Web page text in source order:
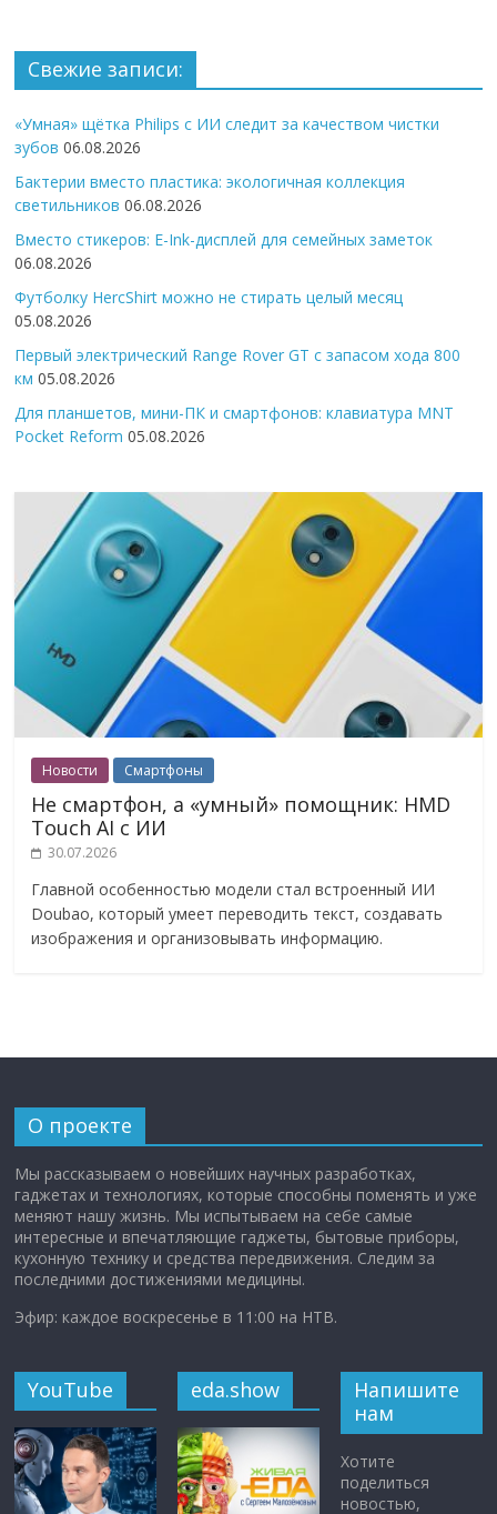
Свежие записи:
«Умная» щётка Philips с ИИ следит за качеством чистки
зубов 06.08.2026
Бактерии вместо пластика: экологичная коллекция
светильников 06.08.2026
Вместо стикеров: E-Ink-дисплей для семейных заметок
06.08.2026
Футболку HercShirt можно не стирать целый месяц
05.08.2026
Первый электрический Range Rover GT с запасом хода 800
км 05.08.2026
Для планшетов, мини-ПК и смартфонов: клавиатура MNT
Pocket Reform 05.08.2026
Новости Смартфоны
Не смартфон, а «умный» помощник: HMD
Touch AI с ИИ
30.07.2026
Главной особенностью модели стал встроенный ИИ
Doubao, который умеет переводить текст, создавать
изображения и организовывать информацию.
О проекте
Мы рассказываем о новейших научных разработках,
гаджетах и технологиях, которые способны поменять и уже
меняют нашу жизнь. Мы испытываем на себе самые
интересные и впечатляющие гаджеты, бытовые приборы,
кухонную технику и средства передвижения. Следим за
последними достижениями медицины.
Эфир: каждое воскресенье в 11:00 на НТВ.
YouTube eda.show
Напишите
нам
Хотите
поделиться
новостью,